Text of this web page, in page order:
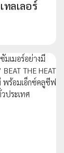
ลเลอร์